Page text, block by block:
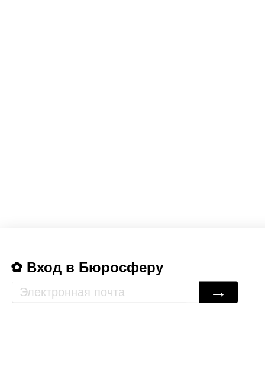
Вход в Бюросферу
→